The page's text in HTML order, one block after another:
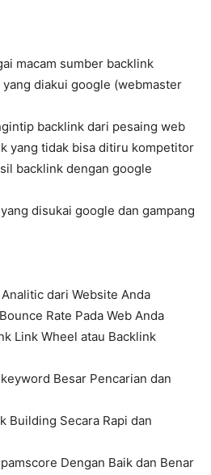
macam sumber backlink
diakui google (webmaster
backlink dari pesaing web
yang tidak bisa ditiru kompetitor
backlink dengan google
disukai google dan gampang
dari Website Anda
Rate Pada Web Anda
Link Wheel atau Backlink
Besar Pencarian dan
Building Secara Rapi dan
Dengan Baik dan Benar